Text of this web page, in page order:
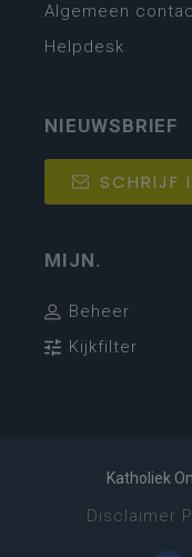
Algemeen
Helpdesk
NIEUWSBRIEF
SCHRIJF
MIJN.
Beheer
Kijkfilter
Katholiek
Disclaimer